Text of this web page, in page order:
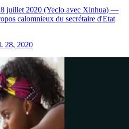
juillet 2020 (Yeclo avec Xinhua) —
calomnieux du secrétaire d'Etat
28, 2020